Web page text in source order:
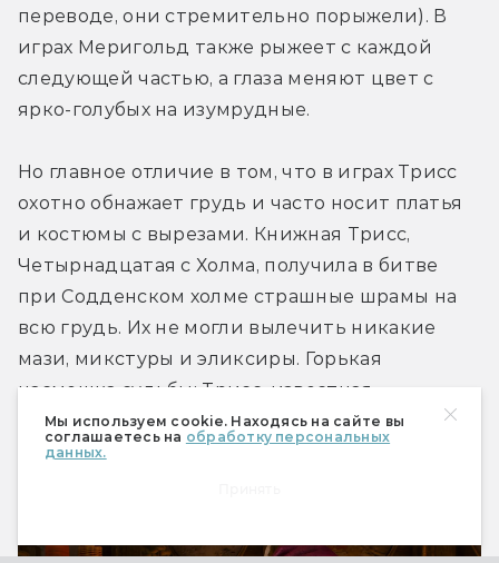
Мы используем cookie. Находясь на сайте вы
соглашаетесь на обработку персональных
данных.
переводе, они стремительно порыжели). В
играх Меригольд также рыжеет с каждой
следующей частью, а глаза меняют цвет с
ярко-голубых на изумрудные.
Но главное отличие в том, что в играх Трисс
охотно обнажает грудь и часто носит платья
и костюмы с вырезами. Книжная Трисс,
Четырнадцатая с Холма, получила в битве
при Содденском холме страшные шрамы на
всю грудь. Их не могли вылечить никакие
мази, микстуры и эликсиры. Горькая
насмешка судьбы: Трисс, известная
целительница, не могла прибегнуть к
помощи лечебных чар из-за аллергии на